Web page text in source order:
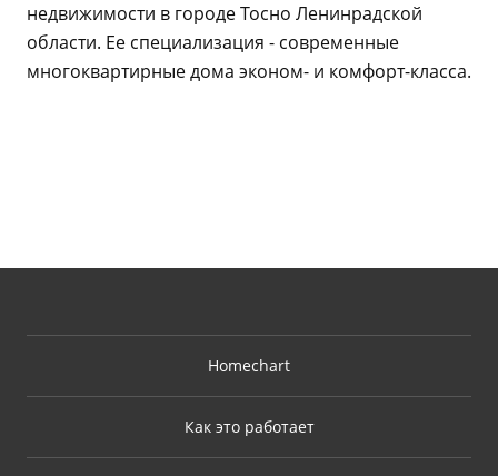
недвижимости в городе Тосно Ленинрадской
области. Ее специализация - современные
многоквартирные дома эконом- и комфорт-класса.
Homechart
Как это работает